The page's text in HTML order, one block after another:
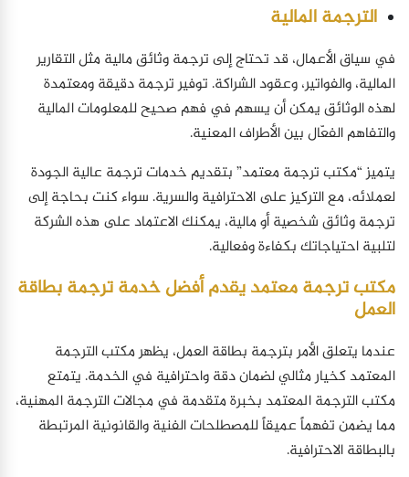
الترجمة المالية
في سياق الأعمال، قد تحتاج إلى ترجمة وثائق مالية مثل التقارير
المالية، والفواتير، وعقود الشراكة. توفير ترجمة دقيقة ومعتمدة
لهذه الوثائق يمكن أن يسهم في فهم صحيح للمعلومات المالية
والتفاهم الفعّال بين الأطراف المعنية.
يتميز “مكتب ترجمة معتمد” بتقديم خدمات ترجمة عالية الجودة
لعملائه، مع التركيز على الاحترافية والسرية. سواء كنت بحاجة إلى
ترجمة وثائق شخصية أو مالية، يمكنك الاعتماد على هذه الشركة
لتلبية احتياجاتك بكفاءة وفعالية.
مكتب ترجمة معتمد يقدم أفضل خدمة ترجمة بطاقة
العمل
عندما يتعلق الأمر بترجمة بطاقة العمل، يظهر مكتب الترجمة
المعتمد كخيار مثالي لضمان دقة واحترافية في الخدمة. يتمتع
مكتب الترجمة المعتمد بخبرة متقدمة في مجالات الترجمة المهنية،
مما يضمن تفهماً عميقاً للمصطلحات الفنية والقانونية المرتبطة
بالبطاقة الاحترافية.